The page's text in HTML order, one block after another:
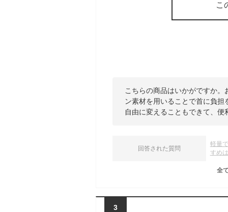
こ
こちらの商品はいかがですか
ン素材を用いることで首に負
自由に変えることもできて、
回答された質問
軽量
すめ
全
3